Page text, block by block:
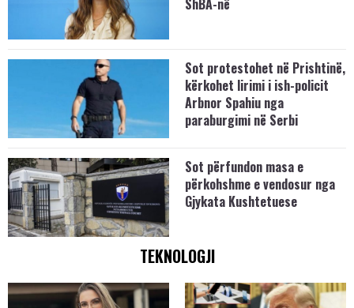
ShBA-në
Sot protestohet në Prishtinë,
kërkohet lirimi i ish-policit
Arbnor Spahiu nga
paraburgimi në Serbi
Sot përfundon masa e
përkohshme e vendosur nga
Gjykata Kushtetuese
TEKNOLOGJI